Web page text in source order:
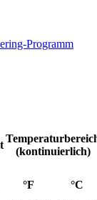
Programm
(kontinuierlich)
°F
°C